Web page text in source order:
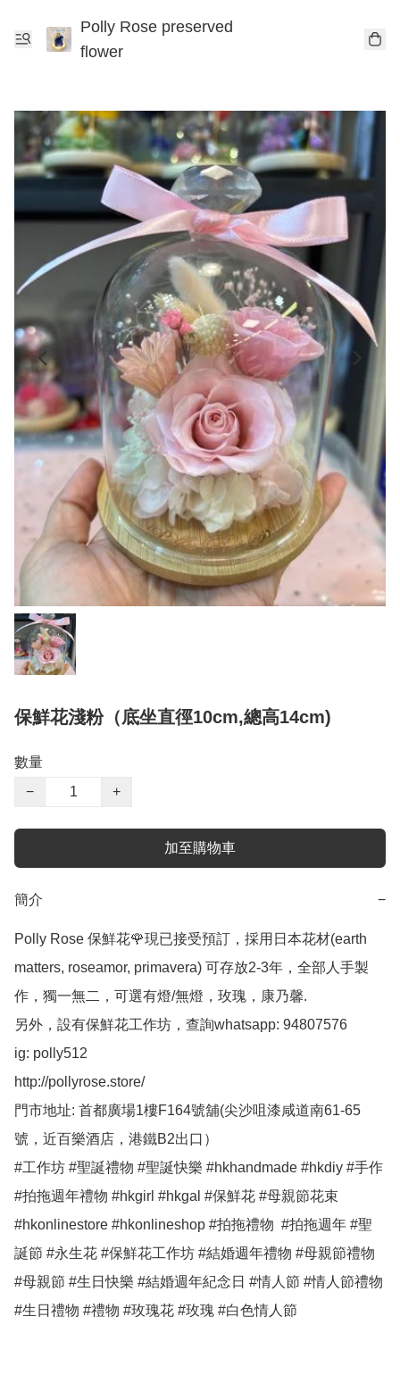
Polly Rose preserved
flower
保鮮花淺粉（底坐直徑10cm,總高14cm)
數量
−
+
加至購物車
簡介 −
Polly Rose 保鮮花🌹現已接受預訂，採用日本花材(earth
matters, roseamor, primavera) 可存放2-3年，全部人手製
作，獨一無二，可選有燈/無燈，玫瑰，康乃馨.
另外，設有保鮮花工作坊，查詢whatsapp: 94807576
ig: polly512
http://pollyrose.store/
門市地址: 首都廣場1樓F164號舖(尖沙咀漆咸道南61-65
號，近百樂酒店，港鐵B2出口）
#工作坊 #聖誕禮物 #聖誕快樂 #hkhandmade #hkdiy #手作
#拍拖週年禮物 #hkgirl #hkgal #保鮮花 #母親節花束
#hkonlinestore #hkonlineshop #拍拖禮物  #拍拖週年 #聖
誕節 #永生花 #保鮮花工作坊 #結婚週年禮物 #母親節禮物
#母親節 #生日快樂 #結婚週年紀念日 #情人節 #情人節禮物
#生日禮物 #禮物 #玫瑰花 #玫瑰 #白色情人節